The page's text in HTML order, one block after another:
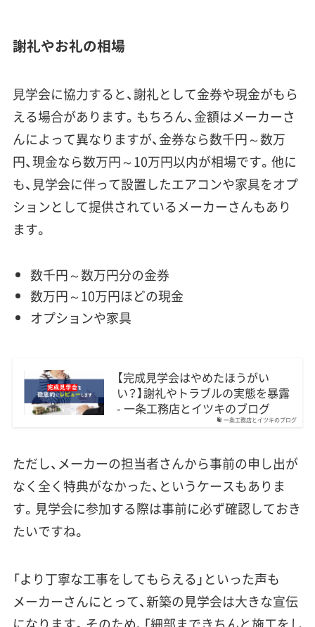
謝礼やお礼の相場
見学会に協力すると、謝礼として金券や現金がもら
える場合があります。もちろん、金額はメーカーさ
んによって異なりますが、金券なら数千円～数万
円、現金なら数万円～10万円以内が相場です。他に
も、見学会に伴って設置したエアコンや家具をオプ
ションとして提供されているメーカーさんもあり
ます。
数千円～数万円分の金券
数万円～10万円ほどの現金
オプションや家具
一条工務店とイツキのブログ
【完成見学会はやめたほうがい
い？】謝礼やトラブルの実態を暴露
- 一条工務店とイツキのブログ
ただし、メーカーの担当者さんから事前の申し出が
なく全く特典がなかった、というケースもありま
す。見学会に参加する際は事前に必ず確認しておき
たいですね。
「より丁寧な工事をしてもらえる」といった声も
メーカーさんにとって、新築の見学会は大きな宣伝